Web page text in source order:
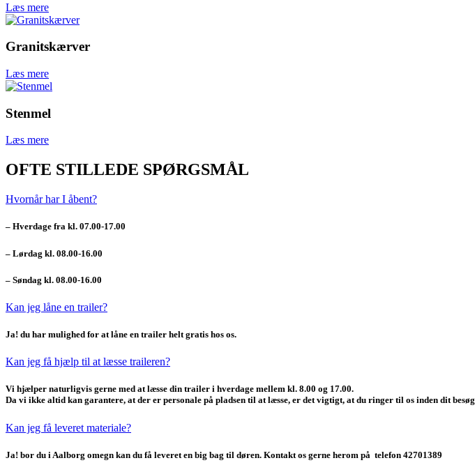
Læs mere
Granitskærver
Læs mere
Stenmel
Læs mere
OFTE STILLEDE SPØRGSMÅL
Hvornår har I åbent?
– Hverdage fra kl. 07.00-17.00
– Lørdag kl. 08.00-16.00
– Søndag kl. 08.00-16.00
Kan jeg låne en trailer?
Ja! du har mulighed for at låne en trailer heltgratis hos os.
Kan jeg få hjælp til at læsse traileren?
Vi hjælper naturligvis gerne med at læsse din trailer i hverdage mellem kl. 8.00 og 17.00.
Da vi ikke altid kan garantere, at der er personale på pladsen til at læsse, er det vigtigt, at du ringer til os inden dit besøg
Kan jeg få leveret materiale?
Ja! bor du i Aalborg omegn kan du få leveret en big bag til døren. Kontakt os gerne herom på telefon 42701389